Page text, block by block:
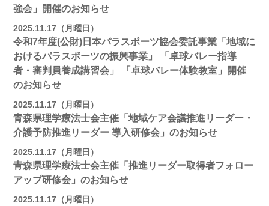
強会」開催のお知らせ
2025.11.17（月曜日）
令和7年度(公財)日本パラスポーツ協会委託事業「地域に
おけるパラスポーツの振興事業」 「卓球バレー指導
者・審判員養成講習会」 「卓球バレー体験教室」開催
のお知らせ
2025.11.17（月曜日）
青森県理学療法士会主催「地域ケア会議推進リーダー・
介護予防推進リーダー 導入研修会」のお知らせ
2025.11.17（月曜日）
青森県理学療法士会主催「推進リーダー取得者フォロー
アップ研修会」のお知らせ
2025.11.17（月曜日）